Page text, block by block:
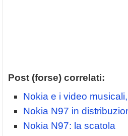
Post (forse) correlati:
Nokia e i video
Nokia N97 in
Nokia N97: la scatola